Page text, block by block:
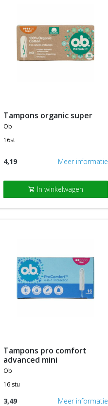
tampons organic super
ob
16st
4,19 Meer informatie
shopping_cart In winkelwagen
tampons pro comfort
advanced mini
ob
16 stu
3,49 Meer informatie